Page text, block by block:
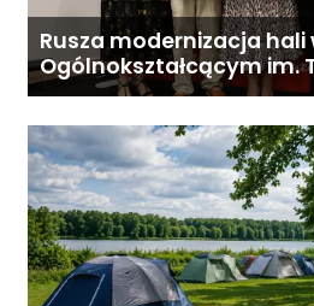
Rusza modernizacja hali
Ogólnokształcącym im.
Gostyninie